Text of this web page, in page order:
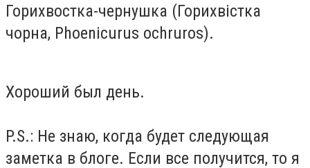
Горихвостка-чернушка (Горихвістка
чорна, Phoenicurus ochruros).
Хороший был день.
P.S.: Не знаю, когда будет следующая
заметка в блоге. Если все получится, то я